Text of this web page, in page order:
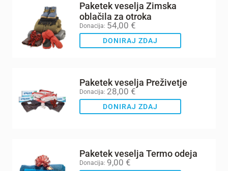
Paketek veselja Zimska
oblačila za otroka
Donacija: 54,00 €
DONIRAJ ZDAJ
Paketek veselja Preživetje
Donacija: 28,00 €
DONIRAJ ZDAJ
Paketek veselja Termo odeja
Donacija: 9,00 €